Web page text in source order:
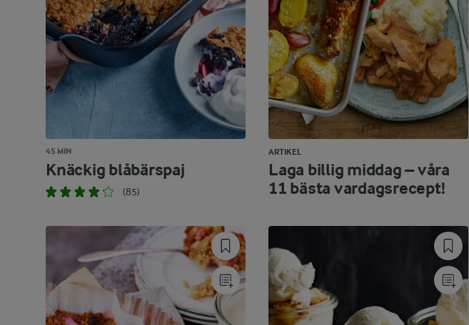
45 MIN
Knäckig blåbärspaj
(85)
ARTIKEL
Laga billig middag – våra
11 bästa vardagsrecept!